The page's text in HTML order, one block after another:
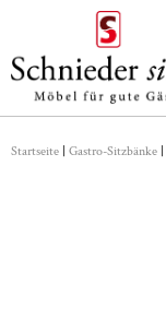
Startseite | Gastro-Sitzbänke |